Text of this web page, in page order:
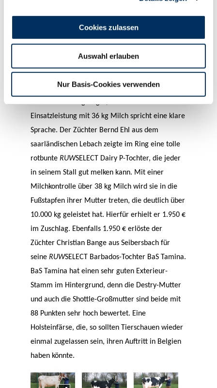
Cookies zulassen
Auswahl erlauben
Nur Basis-Cookies verwenden
Beschicker- und Züchterstall Stefan Struben aus
Dahlem den Ring. Auch sie hatte alles was man
sich von einer jungen Holsteinfärse wünscht und
das mit einer hohen Einsatzleistung von rund 40
kg Milch. Eine weitere tadellose abgekalbte
Holsteinfärse von Stefan Struben erlöste 2.000 €.
Sie ist eine Bretagne-Tochter, die ihr enormes
Einsatzleistung mit 36 kg Milch spricht eine klare
Sprache. Der Züchter Bernd Ehl aus dem
saarländischen Lebach zeigte im Ring eine tolle
rotbunte RUWSELECT Dairy P-Tochter, die jeder
in seinem Stall gut melken kann. Mit einer
Milchkontrolle über 38 kg Milch wird sie in die
Fußstapfen ihrer Mutter treten, die deutlich über
10.000 kg geleistet hat. Hierfür erhielt er 1.950 €
im Zuschlag. Ebenfalls 1.950 € erlöste der
Züchter Christian Bange aus Seibersbach für
seine RUWSELECT Barbados-Tochter BaS Tamina.
BaS Tamina hat einen sehr guten Exterieur-
Stamm im Hintergrund, denn die Destry-Mutter
und auch die Shottle-Großmutter sind beide mit
88 Punkten sehr hoch bewertet. Eine
Holsteinfärse, die, so sollten Tierschauen wieder
einmal zugelassen sein, ihren Auftritt in Belgien
haben könnte.